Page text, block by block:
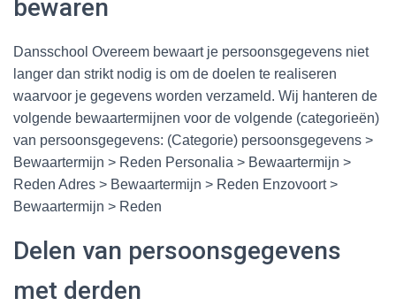
bewaren
Dansschool Overeem bewaart je persoonsgegevens niet
langer dan strikt nodig is om de doelen te realiseren
waarvoor je gegevens worden verzameld. Wij hanteren de
volgende bewaartermijnen voor de volgende (categorieën)
van persoonsgegevens: (Categorie) persoonsgegevens >
Bewaartermijn > Reden Personalia > Bewaartermijn >
Reden Adres > Bewaartermijn > Reden Enzovoort >
Bewaartermijn > Reden
Delen van persoonsgegevens
met derden